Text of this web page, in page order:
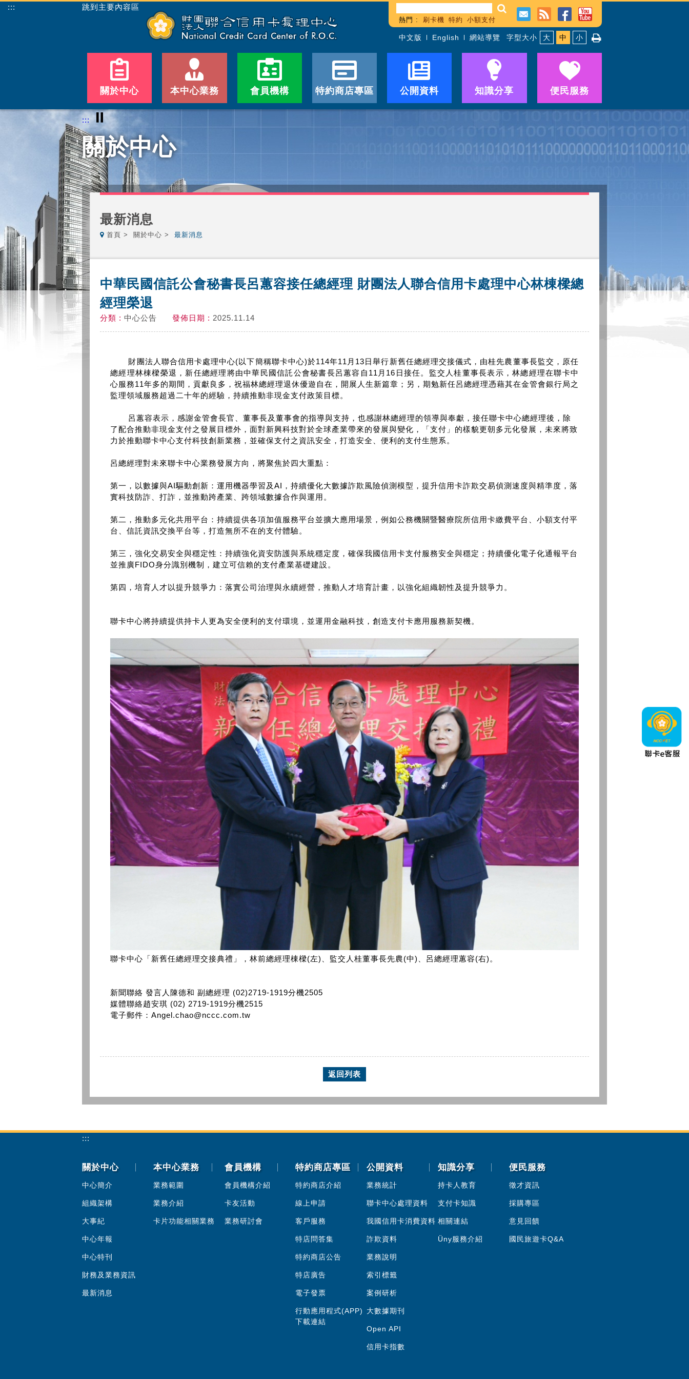
::: 跳到主要內容區
熱門 : 刷卡機 特約 小額支付
中文版 English 網站導覽 字型大小 大 中 小
關於中心 本中心業務 會員機構 特約商店專區 公開資料 知識分享 便民服務
::: ⏸
關於中心
最新消息
首頁 關於中心 最新消息
中華民國信託公會秘書長呂蕙容接任總經理 財團法人聯合信用卡處理中心林棟樑總
經理榮退
分類 : 中心公告 發佈日期 : 2025.11.14
財團法人聯合信用卡處理中心(以下簡稱聯卡中心)於114年11月13日舉行新舊任總經理交接儀式，由桂先農董事長監交，原任
總經理林棟樑榮退，新任總經理將由中華民國信託公會秘書長呂蕙容自11月16日接任。監交人桂董事長表示，林總經理在聯卡中
心服務11年多的期間，貢獻良多，祝福林總經理退休優遊自在，開展人生新篇章；另，期勉新任呂總經理憑藉其在金管會銀行局之
監理領域服務超過二十年的經驗，持續推動非現金支付政策目標。
呂蕙容表示，感謝金管會長官、董事長及董事會的指導與支持，也感謝林總經理的領導與奉獻，接任聯卡中心總經理後，除
了配合推動非現金支付之發展目標外，面對新興科技對於全球產業帶來的發展與變化，「支付」的樣貌更朝多元化發展，未來將致
力於推動聯卡中心支付科技創新業務，並確保支付之資訊安全，打造安全、便利的支付生態系。
呂總經理對未來聯卡中心業務發展方向，將聚焦於四大重點：
第一，以數據與AI驅動創新：運用機器學習及AI，持續優化大數據詐欺風險偵測模型，提升信用卡詐欺交易偵測速度與精準度，落
實科技防詐、打詐，並推動跨產業、跨領域數據合作與運用。
第二，推動多元化共用平台：持續提供各項加值服務平台並擴大應用場景，例如公務機關暨醫療院所信用卡繳費平台、小額支付平
台、信託資訊交換平台等，打造無所不在的支付體驗。
第三，強化交易安全與穩定性：持續強化資安防護與系統穩定度，確保我國信用卡支付服務安全與穩定；持續優化電子化通報平台
並推廣FIDO身分識別機制，建立可信賴的支付產業基礎建設。
第四，培育人才以提升競爭力：落實公司治理與永續經營，推動人才培育計畫，以強化組織韌性及提升競爭力。
聯卡中心將持續提供持卡人更為安全便利的支付環境，並運用金融科技，創造支付卡應用服務新契機。
聯卡中心「新舊任總經理交接典禮」，林前總經理棟樑(左)、監交人桂董事長先農(中)、呂總經理蕙容(右)。
新聞聯絡 發言人陳德和 副總經理 (02)2719-1919分機2505
媒體聯絡趙安琪 (02) 2719-1919分機2515
電子郵件：Angel.chao@nccc.com.tw
返回列表
:::
關於中心
中心簡介
組織架構
大事紀
中心年報
中心特刊
財務及業務資訊
最新消息
本中心業務
業務範圍
業務介紹
卡片功能相關業務
會員機構
會員機構介紹
卡友活動
業務研討會
特約商店專區
特約商店介紹
線上申請
客戶服務
特店問答集
特約商店公告
特店廣告
電子發票
行動應用程式(APP)
下載連結
公開資料
業務統計
聯卡中心處理資料
我國信用卡消費資料
詐欺資料
業務說明
索引標籤
案例研析
大數據期刊
Open API
信用卡指數
知識分享
持卡人教育
支付卡知識
相關連結
Üny服務介紹
便民服務
徵才資訊
採購專區
意見回饋
國民旅遊卡Q&A